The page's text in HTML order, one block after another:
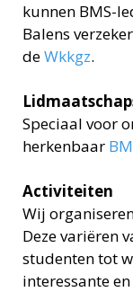
kunnen BMS-
Balens
deWkkgz.
Speciaal voor
herkenbaar
Activiteiten
Wij
Deze variëren
studenten tot
interessante